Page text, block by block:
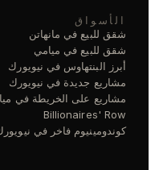
الأسواق
شقق للبيع في مانهاتن
شقق للبيع في ميامي
أبرز البنتهاوس في نيويورك
مشاريع جديدة في نيويورك
مشاريع على الخريطة في
Billionaires' Row
كوندومينيوم فاخر في